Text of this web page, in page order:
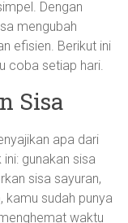
Dengan
mengubah
efisien. Berikut ini
coba setiap hari.
Sisa
apa dari
gunakan sisa
sisa sayuran,
kamu sudah punya
waktu